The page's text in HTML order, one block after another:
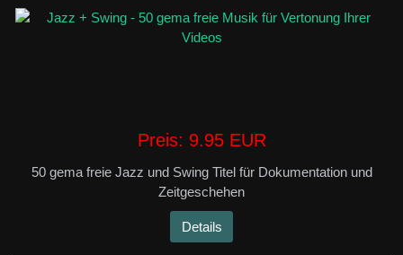
Preis: 9.95 EUR
50 gema freie Jazz und Swing Titel für Dokumentation und
Zeitgeschehen
Details